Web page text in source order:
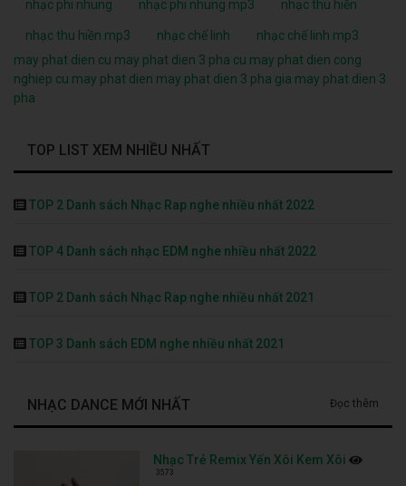
nhạc phi nhung nhạc phi nhung mp3 nhạc thu hiền
nhạc thu hiền mp3 nhạc chế linh
nhạc chế linh mp3
may phat dien cu may phat dien 3 pha cu may phat dien cong
nghiep cu may phat dien may phat dien 3 pha gia may phat dien 3
pha
TOP LIST XEM NHIỀU NHẤT
TOP 2 Danh sách Nhạc Rap nghe nhiều nhất 2022
TOP 4 Danh sách nhạc EDM nghe nhiều nhất 2022
TOP 2 Danh sách Nhạc Rap nghe nhiều nhất 2021
TOP 3 Danh sách EDM nghe nhiều nhất 2021
NHẠC DANCE MỚI NHẤT Đọc thêm
Nhạc Trẻ Remix Yến Xôi Kem Xôi
3573